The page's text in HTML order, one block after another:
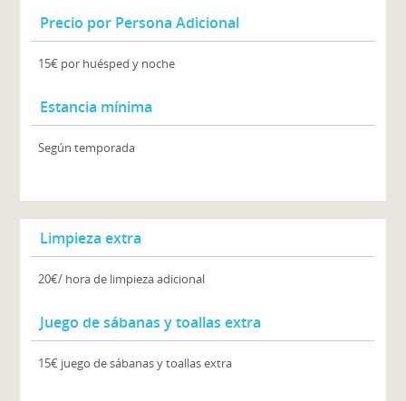
Precio por Persona Adicional
15€ por huésped y noche
Estancia mínima
Según temporada
Limpieza extra
20€/ hora de limpieza adicional
Juego de sábanas y toallas extra
15€ juego de sábanas y toallas extra